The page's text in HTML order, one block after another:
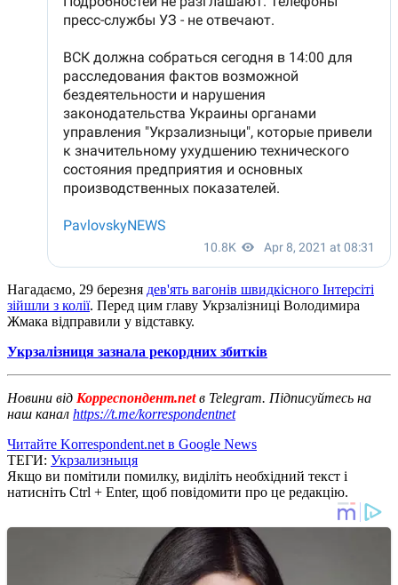
Нагадаємо, 29 березня дев'ять вагонів швидкісного Інтерсіті
зійшли з колії. Перед цим главу Укрзалізниці Володимира
Жмака відправили у відставку.
Укрзалізниця зазнала рекордних збитків
Новини від Корреспондент.netв Telegram. Підписуйтесь на
наш канал https://t.me/korrespondentnet
Читайте Korrespondent.net в Google News
ТЕГИ: Укрзализныця
Якщо ви помітили помилку, виділіть необхідний текст і
натисніть Ctrl + Enter, щоб повідомити про це редакцію.